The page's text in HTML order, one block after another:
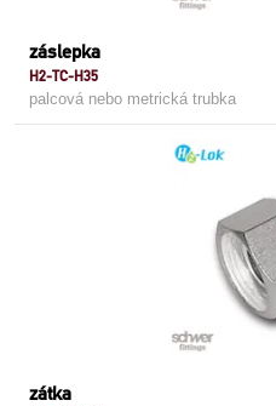
záslepka
H2-TC-H35
palcová nebo metrická trubka
zátka